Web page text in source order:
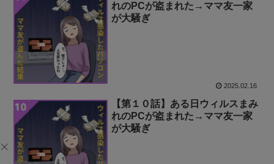
れのPCが盗まれた→ママ友一家
が大騒ぎ
2025.02.16
【第１０話】ある日ウィルスまみ
れのPCが盗まれた→ママ友一家
が大騒ぎ